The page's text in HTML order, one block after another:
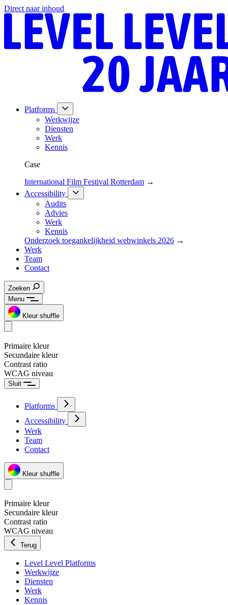
Direct naar inhoud
Platforms
Werkwijze
Diensten
Werk
Kennis
Case
International Film Festival Rotterdam →
Accessibility
Audits
Advies
Werk
Kennis
Onderzoek toegankelijkheid webwinkels 2026 →
Werk
Team
Contact
Zoeken
Menu
Kleur shuffle
Primaire kleur
Secundaire kleur
Contrast ratio
WCAG niveau
Sluit
Platforms
Accessibility
Werk
Team
Contact
Kleur shuffle
Primaire kleur
Secundaire kleur
Contrast ratio
WCAG niveau
Terug
Level Level Platforms
Werkwijze
Diensten
Werk
Kennis